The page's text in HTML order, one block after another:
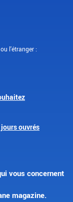
l'étranger :
ouvrés
vous concernent
magazine.